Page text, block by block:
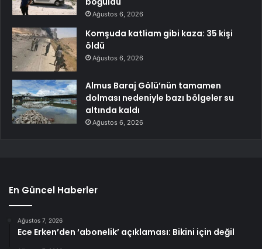
Ağustos 6, 2026
Komşuda katliam gibi kaza: 35 kişi
öldü
Ağustos 6, 2026
Almus Baraj Gölü’nün tamamen
dolması nedeniyle bazı bölgeler su
altında kaldı
Ağustos 6, 2026
En Güncel Haberler
Ağustos 7, 2026
Ece Erken’den ‘abonelik’ açıklaması: Bikini için değil